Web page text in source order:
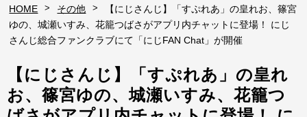
HOME > その他 >
【にじさんじ】「すぷれあ」の皇れお、篠宮
ゆの、城瀬いすみ、花籠つばさがアプリ内チャットに登場！ にじ
さんじ総合ファンクラブにて「にじFAN Chat」が開催
【にじさんじ】「すぷれあ」の皇れ
お、篠宮ゆの、城瀬いすみ、花籠つ